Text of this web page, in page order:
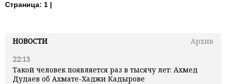
НОВОСТИ
Архив
22:13
Такой человек появляется раз в тысячу лет: Ахмед
Дудаев об Ахмате-Хаджи Кадырове
Страница: 1 |